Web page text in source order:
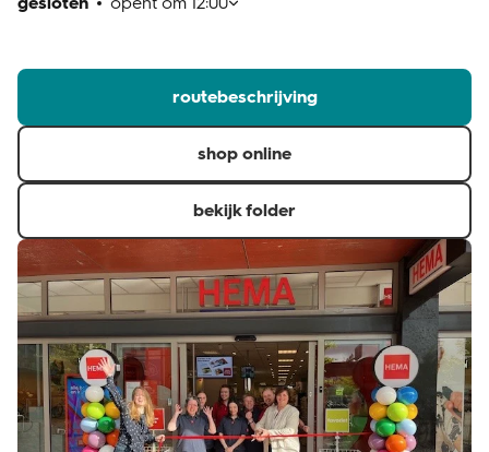
routebeschrijving
shop online
bekijk folder